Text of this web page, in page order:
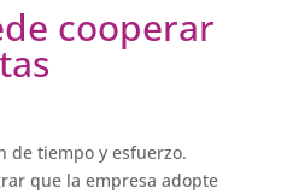
cooperar
de tiempo y esfuerzo.
que la empresa adopte